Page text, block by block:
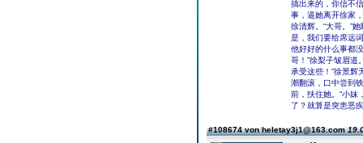
搞出来的，你信不
事，逼她离开徐家
徐清辉。“大哥。”
是，我们要给席远
他好好的什么事都
哥！”徐梨子皱眉道
承受这些！”徐景辉
潮翻滚，口中尝到
前，扶住她。“小妹
了？就算是突患恶
#108674 von heletay3j1@163.com